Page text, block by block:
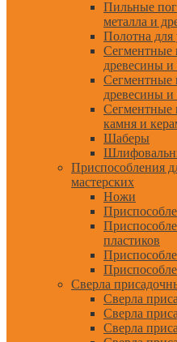
Пильные
металла и
Полотна для
Сегментные
древесины и
Сегментные
древесины и
Сегментные
камня и
Шаберы
Приспособления
мастерских
Ножи
пластиков
Сверла
Сверла
Сверла
Сверла